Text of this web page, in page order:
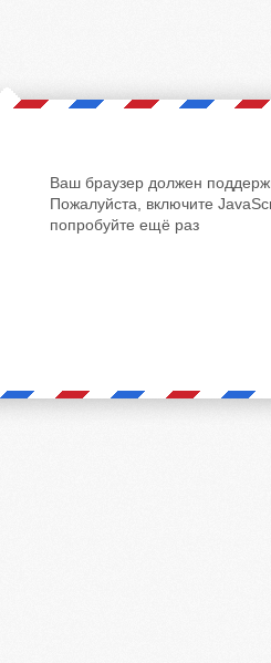
Ваш браузер должен
Пожалуйста, включите
попробуйте ещё раз